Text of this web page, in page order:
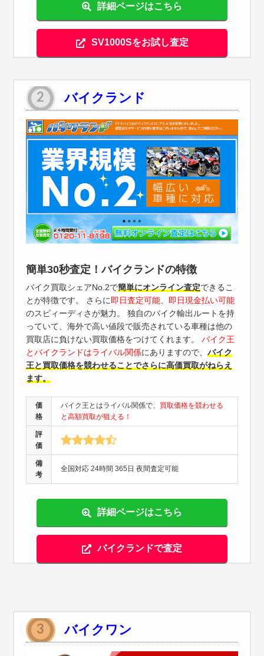
詳細ページはこちら
SV1000Sをお試し査定
バイクランド
簡単30秒査定！バイクランドの特徴
バイク買取シェアNo.2で簡単にオンライン査定できるこ
とが特徴です。 さらに 即日査定可能、即日現金払い可能
のスピィーディさが魅力。 独自のバイク輸出ルートを持
っていて、海外で高い値段で販売されている車種は他の
買取店に負けない買取価格をつけてくれます。 バイク王
とバイクランドはライバル関係にありますので、 バイク
王と買取価格を競わせることでさらに高価買取がねらえ
ます。
価
格
バイク王とはライバル関係で、 買取価格を競わせる
と高額買取が狙える！
評
価
備
考
全国対応 24時間 365日 夜間査定可能
詳細ページはこちら
バイクランドで査定
バイクワン